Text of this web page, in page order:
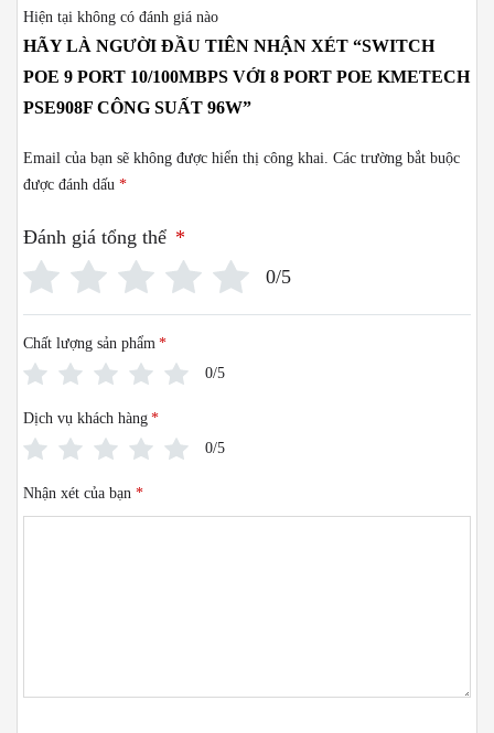
Hiện tại không có đánh giá nào
HÃY LÀ NGƯỜI ĐẦU TIÊN NHẬN XÉT “SWITCH
POE 9 PORT 10/100MBPS VỚI 8 PORT POE KMETECH
PSE908F CÔNG SUẤT 96W”
Email của bạn sẽ không được hiển thị công khai. Các trường bắt buộc
được đánh dấu *
Đánh giá tổng thể *
0/5
Chất lượng sản phẩm *
0/5
Dịch vụ khách hàng *
0/5
Nhận xét của bạn *